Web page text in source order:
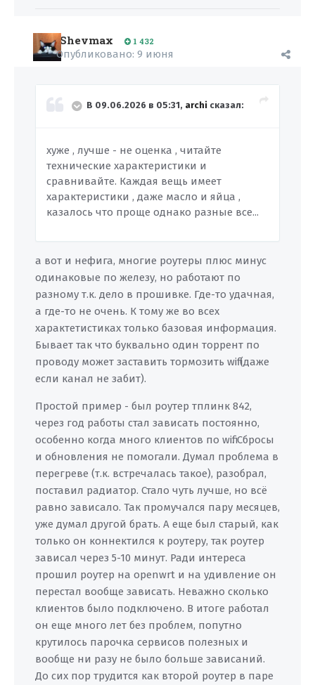
Shevmax 1 432
Опубликовано: 9 июня
В 09.06.2026 в 05:31, archi сказал:
хуже , лучше - не оценка , читайте
технические характеристики и
сравнивайте. Каждая вещь имеет
характеристики , даже масло и яйца ,
казалось что проще однако разные все...
а вот и нефига, многие роутеры плюс минус
одинаковые по железу, но работают по
разному т.к. дело в прошивке. Где-то удачная,
а где-то не очень. К тому же во всех
характетистиках только базовая информация.
Бывает так что буквально один торрент по
проводу может заставить тормозить wifi (даже
если канал не забит).
Простой пример - был роутер тплинк 842,
через год работы стал зависать постоянно,
особенно когда много клиентов по wifi. Сбросы
и обновления не помогали. Думал проблема в
перегреве (т.к. встречалась такое), разобрал,
поставил радиатор. Стало чуть лучше, но всё
равно зависало. Так промучался пару месяцев,
уже думал другой брать. А еще был старый, как
только он коннектился к роутеру, так роутер
зависал через 5-10 минут. Ради интереса
прошил роутер на openwrt и на удивление он
перестал вообще зависать. Неважно сколько
клиентов было подключено. В итоге работал
он еще много лет без проблем, попутно
крутилось парочка сервисов полезных и
вообще ни разу не было больше зависаний.
До сих пор трудится как второй роутер в паре